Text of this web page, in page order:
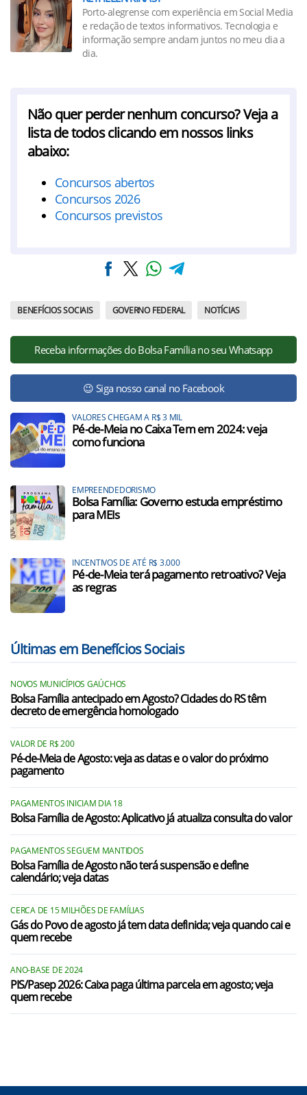
Porto-alegrense com experiência em Social Media
e redação de textos informativos. Tecnologia e
informação sempre andam juntos no meu dia a
dia.
Não quer perder nenhum concurso? Veja a
lista de todos clicando em nossos links
abaixo:
Concursos abertos
Concursos 2026
Concursos previstos
BENEFÍCIOS SOCIAIS GOVERNO FEDERAL NOTÍCIAS
Receba informações do Bolsa Família no seu Whatsapp
😉 Siga nosso canal no Facebook
VALORES CHEGAM A R$ 3 MIL
Pé-de-Meia no Caixa Tem em 2024: veja
como funciona
EMPREENDEDORISMO
Bolsa Família: Governo estuda empréstimo
para MEIs
INCENTIVOS DE ATÉ R$ 3.000
Pé-de-Meia terá pagamento retroativo? Veja
as regras
Últimas em Benefícios Sociais
NOVOS MUNICÍPIOS GAÚCHOS
Bolsa Família antecipado em Agosto? Cidades do RS têm
decreto de emergência homologado
VALOR DE R$ 200
Pé-de-Meia de Agosto: veja as datas e o valor do próximo
pagamento
PAGAMENTOS INICIAM DIA 18
Bolsa Família de Agosto: Aplicativo já atualiza consulta do valor
PAGAMENTOS SEGUEM MANTIDOS
Bolsa Família de Agosto não terá suspensão e define
calendário; veja datas
CERCA DE 15 MILHÕES DE FAMÍLIAS
Gás do Povo de agosto já tem data definida; veja quando cai e
quem recebe
ANO-BASE DE 2024
PIS/Pasep 2026: Caixa paga última parcela em agosto; veja
quem recebe